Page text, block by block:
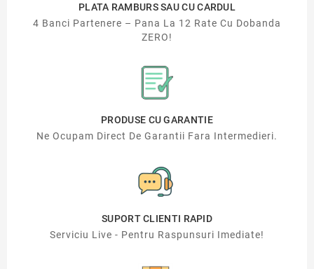
PLATA RAMBURS SAU CU CARDUL
4 Banci Partenere – Pana La 12 Rate Cu Dobanda
ZERO!
PRODUSE CU GARANTIE
Ne Ocupam Direct De Garantii Fara Intermedieri.
SUPORT CLIENTI RAPID
Serviciu Live - Pentru Raspunsuri Imediate!